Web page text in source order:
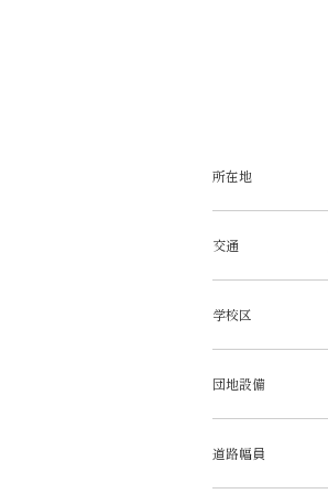
所在地
交通
学校区
団地設備
道路幅員